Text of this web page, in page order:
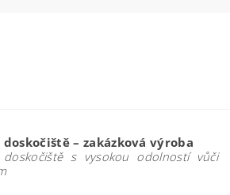
– zakázková výroba
s vysokou odolností vůči